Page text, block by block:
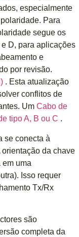
especialmente
Para
segue os
D, para aplicações
e
por revisão.
. Esta atualização
conflitos de
Um Cabo de
tipo A, B ou C .
se conecta à
da chave
em uma
Isso requer
Tx/Rx
são
completa da